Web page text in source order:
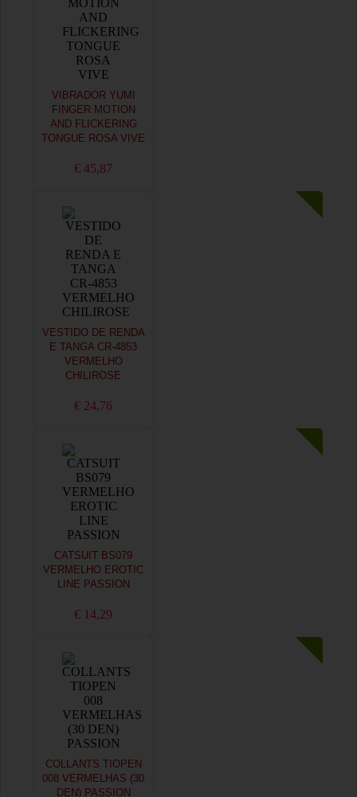
VIBRADOR YUMI
FINGER MOTION
AND FLICKERING
TONGUE ROSA VIVE
€ 45,87
VESTIDO DE RENDA
E TANGA CR-4853
VERMELHO
CHILIROSE
€ 24,76
CATSUIT BS079
VERMELHO EROTIC
LINE PASSION
€ 14,29
COLLANTS TIOPEN
008 VERMELHAS (30
DEN) PASSION